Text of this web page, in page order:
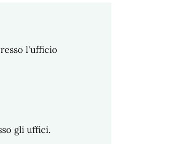
l'ufficio
gli uffici.